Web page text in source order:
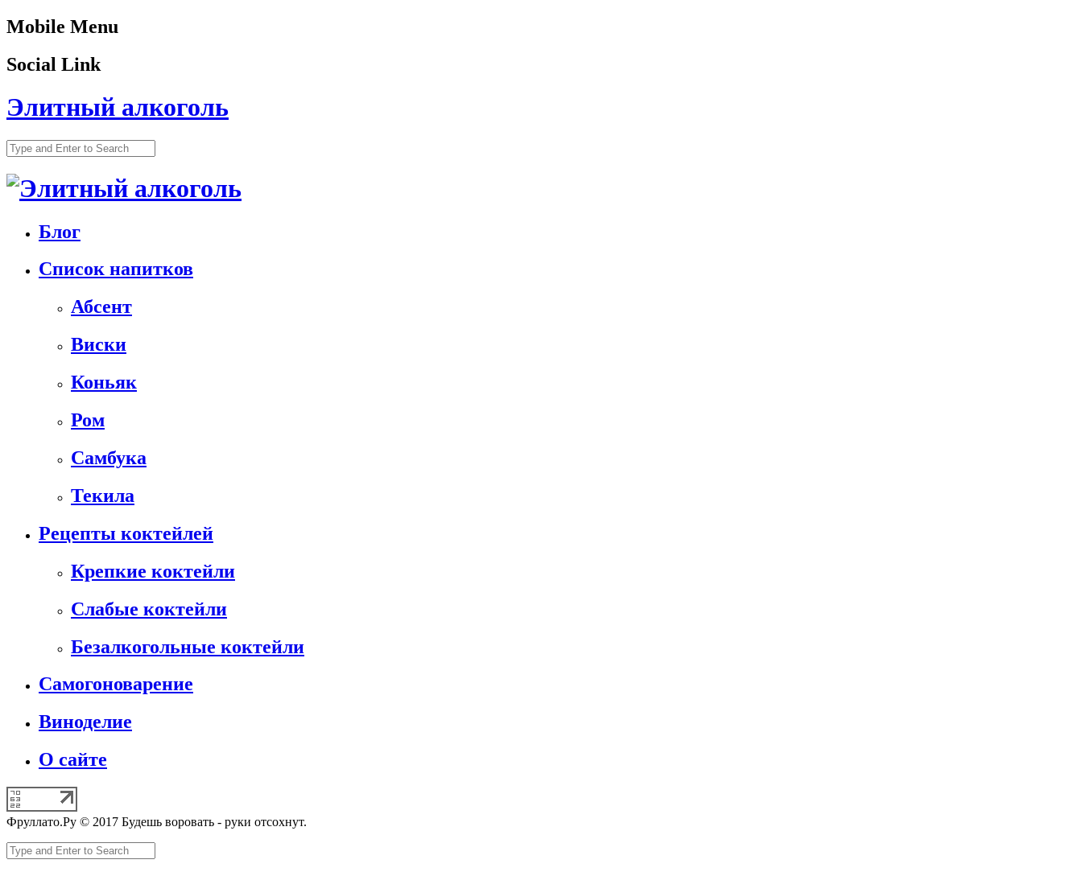
Mobile Menu
Social Link
Элитный алкоголь
Блог
Список напитков
Абсент
Виски
Коньяк
Ром
Самбука
Текила
Рецепты коктейлей
Крепкие коктейли
Слабые коктейли
Безалкогольные коктейли
Самогоноварение
Виноделие
О сайте
Фруллато.Ру © 2017 Будешь воровать - руки отсохнут.